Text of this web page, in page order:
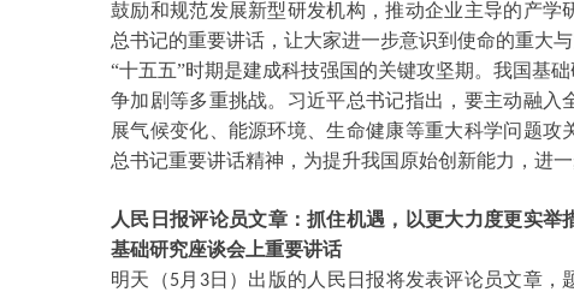
鼓励和规范发展新型研发机构，推动企业主导的产学
总书记的重要讲话，让大家进一步意识到使命的重大
“十五五”时期是建成科技强国的关键攻坚期。我国基
争加剧等多重挑战。习近平总书记指出，要主动融
展气候变化、能源环境、生命健康等重大科学问题
总书记重要讲话精神，为提升我国原始创新能力，进
人民日报评论员文章：抓住机遇，以更大力度更实举
基础研究座谈会上重要讲话
明天（5月 3日）出版的人民日报将发表评论员文章，